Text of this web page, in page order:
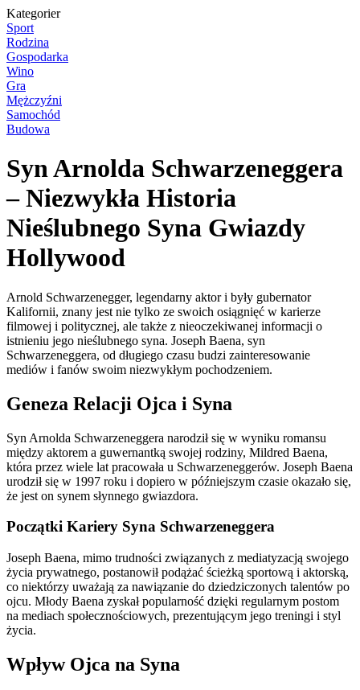
Kategorier
Sport
Rodzina
Gospodarka
Wino
Gra
Mężczyźni
Samochód
Budowa
Syn Arnolda Schwarzeneggera
– Niezwykła Historia
Nieślubnego Syna Gwiazdy
Hollywood
Arnold Schwarzenegger, legendarny aktor i były gubernator
Kalifornii, znany jest nie tylko ze swoich osiągnięć w karierze
filmowej i politycznej, ale także z nieoczekiwanej informacji o
istnieniu jego nieślubnego syna. Joseph Baena, syn
Schwarzeneggera, od długiego czasu budzi zainteresowanie
mediów i fanów swoim niezwykłym pochodzeniem.
Geneza Relacji Ojca i Syna
Syn Arnolda Schwarzeneggera narodził się w wyniku romansu
między aktorem a guwernantką swojej rodziny, Mildred Baena,
która przez wiele lat pracowała u Schwarzeneggerów. Joseph Baena
urodził się w 1997 roku i dopiero w późniejszym czasie okazało się,
że jest on synem słynnego gwiazdora.
Początki Kariery Syna Schwarzeneggera
Joseph Baena, mimo trudności związanych z mediatyzacją swojego
życia prywatnego, postanowił podążać ścieżką sportową i aktorską,
co niektórzy uważają za nawiązanie do dziedziczonych talentów po
ojcu. Młody Baena zyskał popularność dzięki regularnym postom
na mediach społecznościowych, prezentującym jego treningi i styl
życia.
Wpływ Ojca na Syna